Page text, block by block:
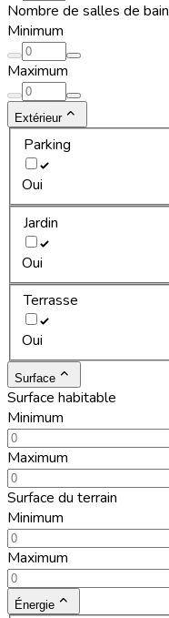
Nombre de salles de bain
Minimum
Maximum
Extérieur
Parking
Oui
Jardin
Oui
Terrasse
Oui
Surface
Surface habitable
Minimum
Maximum
Surface du terrain
Minimum
Maximum
Énergie